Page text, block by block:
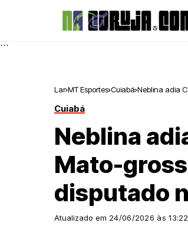
```
Lar MT Esportes Cuiabá Neblina adia
Cuiabá
Neblina
Mato-
disputado
Atualizado em 24/06/2026 às 13:22